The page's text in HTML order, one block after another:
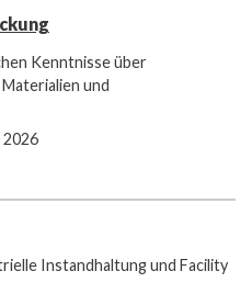
Kenntnisse über
und
Instandhaltung und Facility